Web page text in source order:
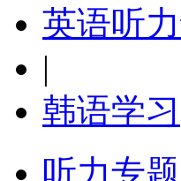
英语听
|
韩语学习
听力专题